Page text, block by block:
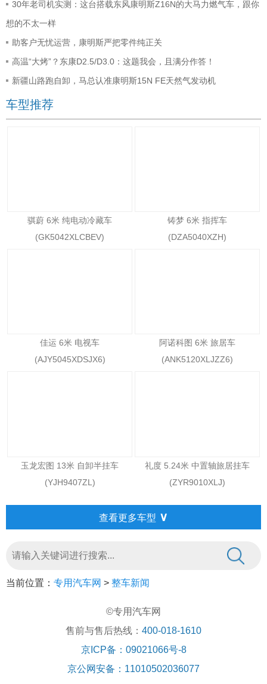
30年老司机实测：这台搭载东风康明斯Z16N的大马力燃气车，跟你
想的不太一样
助客户无忧运营，康明斯严把零件纯正关
高温“大烤”？东康D2.5/D3.0：这题我会，且满分作答！
新疆山路跑自卸，马总认准康明斯15N FE天然气发动机
车型推荐
骐蔚 6米 纯电动冷藏车
(GK5042XLCBEV)
铸梦 6米 指挥车
(DZA5040XZH)
佳运 6米 电视车
(AJY5045XDSJX6)
阿诺科图 6米 旅居车
(ANK5120XLJZZ6)
玉龙宏图 13米 自卸半挂车
(YJH9407ZL)
礼度 5.24米 中置轴旅居挂车
(ZYR9010XLJ)
查看更多车型 ∨
当前位置： 专用汽车网 > 整车新闻
©专用汽车网
售前与售后热线： 400-018-1610
京ICP备：09021066号-8
京公网安备：11010502036077